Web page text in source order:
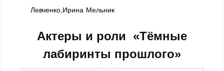
Левченко,Ирина Мельник
Актеры и роли
«Тёмные
лабиринты прошлого»